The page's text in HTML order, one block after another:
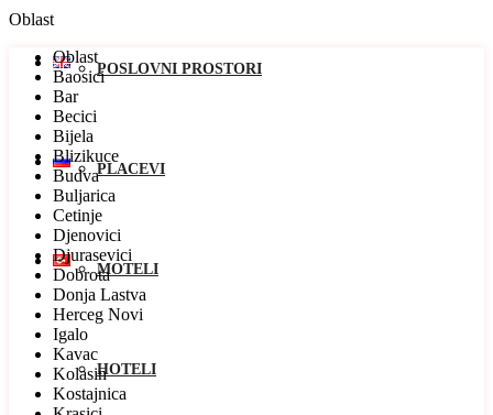
POSLOVNI PROSTORI
PLACEVI
MOTELI
HOTELI
Oblast
Oblast
Baosici
Bar
Becici
Bijela
Blizikuce
Budva
Buljarica
Cetinje
Djenovici
Djurasevici
Dobrota
Donja Lastva
Herceg Novi
Igalo
Kavac
Kolasin
Kostajnica